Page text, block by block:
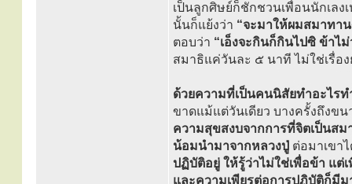
เป็นลูกศิษย์ก็ชักชวนเพื่อนนักเล
นั้นก็แย้งว่า “จะมาให้ผมสมาทา
ตอบว่า “เอ็งจะกินก็กินไปซิ ข้าไ
สมาธิแค่วันละ ๕ นาที ไม่ใช่เรื่อ
ด้วยความที่เป็นคนนิสัยทำอะไรท
ขาดแม้แต่วันเดียว บางครั้งถึงขน
ความสุขสงบจากการที่จิตเป็นสม
น้อมนำมาจากหลวงปู่ ต่อมาเขา
ปฏิบัติอยู่ ให้รู้ว่าไม่ใช่เพื่อข้า แต่
และความเพียรต่อการปฏิบัติก็มีม